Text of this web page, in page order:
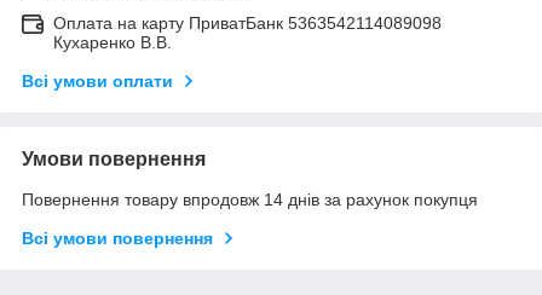
Оплата на карту ПриватБанк 5363542114089098
Кухаренко В.В.
Всі умови оплати
Умови повернення
Повернення товару впродовж 14 днів за рахунок покупця
Всі умови повернення